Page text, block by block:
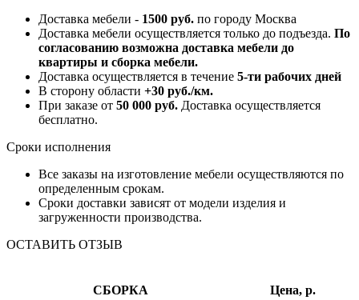
Доставка мебели - 1500 руб. по городу Москва
Доставка мебели осуществляется только до подъезда. По
согласованию возможна доставка мебели до
квартиры и сборка мебели.
Доставка осуществляется в течение 5-ти рабочих дней
В сторону области +30 руб./км.
При заказе от 50 000 руб. Доставка осуществляется
бесплатно.
Сроки исполнения
Все заказы на изготовление мебели осуществляются по
определенным срокам.
Сроки доставки зависят от модели изделия и
загруженности производства.
ОСТАВИТЬ ОТЗЫВ
СБОРКА
Цена, р.